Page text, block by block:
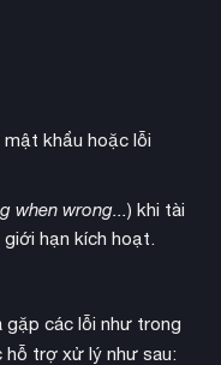
đầu đến cuối trong
gốc được
thoại.
khẩu hoặc lỗi
when wrong...) khi tài
hạn kích hoạt.
gặp các lỗi như trong
hỗ trợ xử lý như sau: